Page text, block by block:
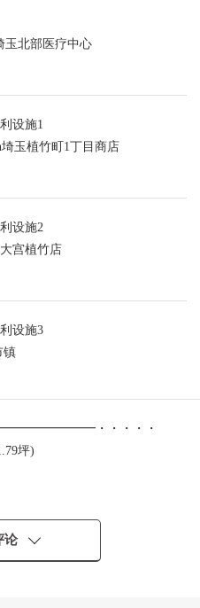
玉北部医疗中心
设施1
埼玉植竹町1丁目商店
设施2
宫植竹店
设施3
镇
・・・・・
坪)
没有
论